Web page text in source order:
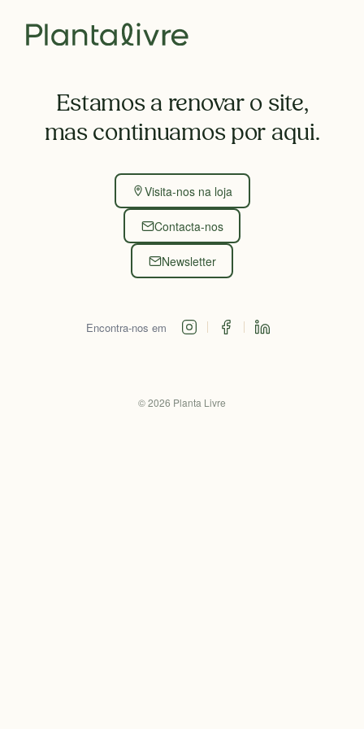
Estamos a renovar o site,
mas continuamos por aqui.
Visita-nos na loja
Contacta-nos
Newsletter
Encontra-nos em
©2026 Planta Livre